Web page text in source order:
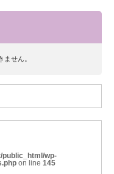
ません。
public_html/wp-
on line 145